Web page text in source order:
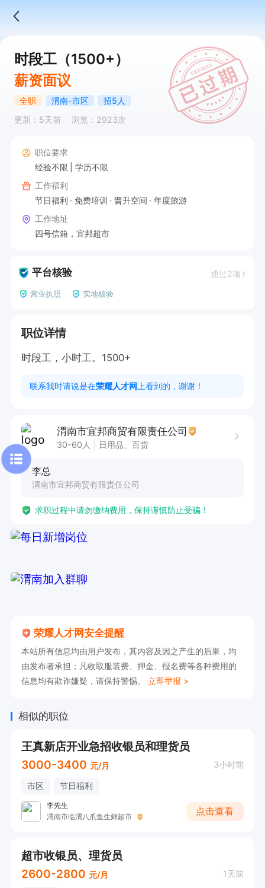
时段工（1500+）
薪资面议
全职 渭南-市区
招5人
更新：5天前
浏览：2923次
职位要求
经验不限
学历不限
工作福利
节日福利
免费培训 晋升空间
年度旅游
工作地址
四号信箱，宜邦超市
平台核验 通过2项
营业执照 实地核验
职位详情
时段工，小时工。1500+
联系我时请说是在荣耀人才网 上看到的，谢谢！
渭南市宜邦商贸有限责任公司
30-60人 日用品、百货
李总
渭南市宜邦商贸有限责任公司
求职过程中请勿缴纳费用，保持谨慎防止受骗！
荣耀人才网安全提醒
本站所有信息均由用户发布，其内容及因之产生的后果，均
由发布者承担；凡收取服装费、押金、报名费等各种费用的
信息均有欺诈嫌疑，请保持警惕。 立即举报 >
相似的职位
王真新店开业急招收银员和理货员
3000-3400 元/月 3小时前
市区 节日福利
李先生
渭南市临渭八爪鱼生鲜超市
点击查看
超市收银员、理货员
2600-2800 元/月 1天前